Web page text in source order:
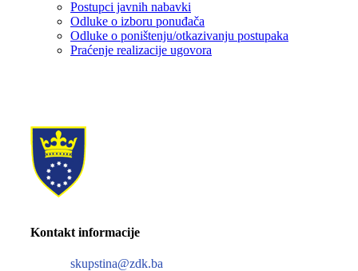
Postupci javnih nabavki
Odluke o izboru ponuđača
Odluke o poništenju/otkazivanju postupaka
Praćenje realizacije ugovora
Kontakt informacije
skupstina@zdk.ba